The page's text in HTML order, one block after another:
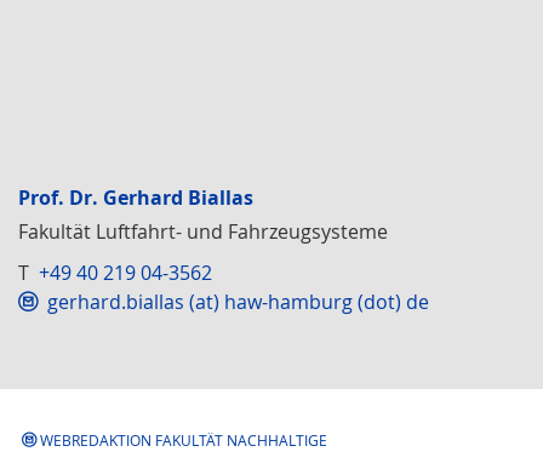
Prof. Dr. Gerhard Biallas
Fakultät Luftfahrt- und Fahrzeugsysteme
T +49 40 219 04-3562
gerhard.biallas (at) haw-hamburg (dot) de
WEBREDAKTION FAKULTÄT NACHHALTIGE